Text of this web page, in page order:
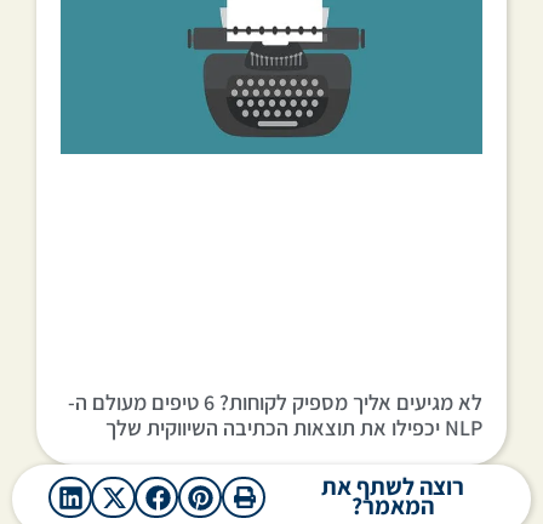
לא מגיעים אליך מספיק לקוחות? 6 טיפים מעולם ה-
NLP יכפילו את תוצאות הכתיבה השיווקית שלך
רוצה לשתף את
המאמר?